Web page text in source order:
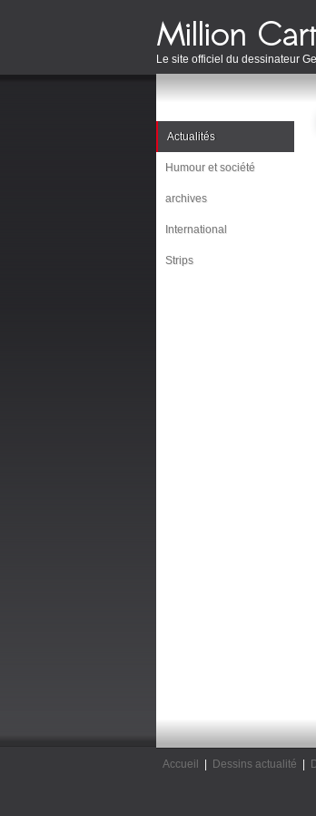
Le site officiel du dessinateur
Actualités
Humour et société
archives
International
Strips
Accueil Dessins actualité